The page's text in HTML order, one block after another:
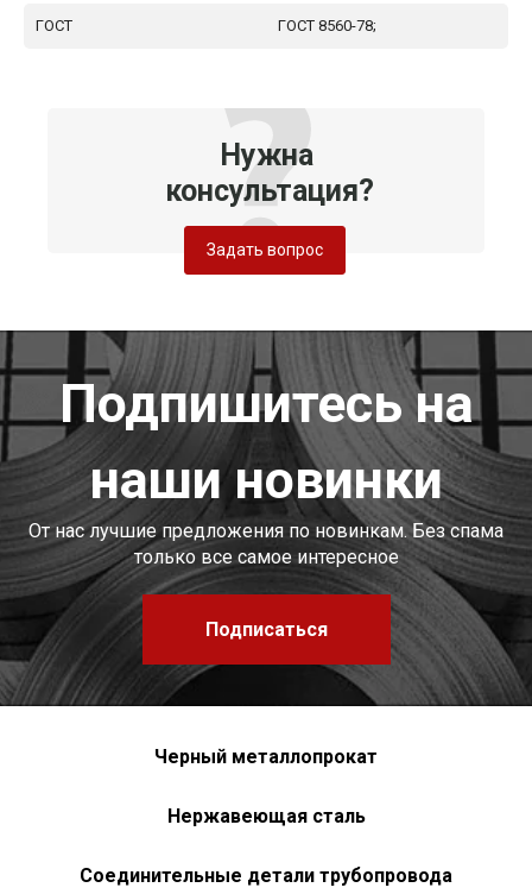
ГОСТ ГОСТ 8560-78;
Нужна
консультация?
Задать вопрос
Подпишитесь на
наши новинки
От нас лучшие предложения по новинкам. Без спама
только все самое интересное
Подписаться
Черный металлопрокат
Нержавеющая сталь
Соединительные детали трубопровода